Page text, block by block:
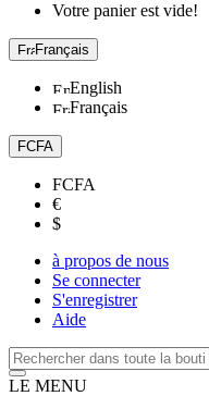
Votre panier est vide!
Français
English
Français
FCFA
FCFA
€
$
à propos de nous
Se connecter
S'enregistrer
Aide
LE MENU